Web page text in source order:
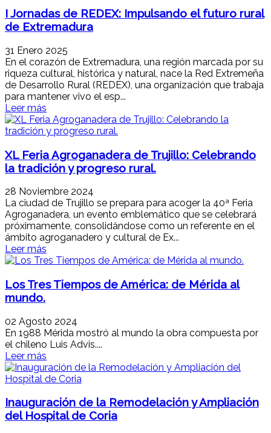
I Jornadas de REDEX: Impulsando el futuro rural
de Extremadura
31 Enero 2025
En el corazón de Extremadura, una región marcada por su
riqueza cultural, histórica y natural, nace la Red Extremeña
de Desarrollo Rural (REDEX), una organización que trabaja
para mantener vivo el esp...
Leer más
XL Feria Agroganadera de Trujillo: Celebrando
la tradición y progreso rural.
28 Noviembre 2024
La ciudad de Trujillo se prepara para acoger la 40ª Feria
Agroganadera, un evento emblemático que se celebrará
próximamente, consolidándose como un referente en el
ámbito agroganadero y cultural de Ex...
Leer más
Los Tres Tiempos de América: de Mérida al
mundo.
02 Agosto 2024
En 1988 Mérida mostró al mundo la obra compuesta por
el chileno Luis Advis....
Leer más
Inauguración de la Remodelación y Ampliación
del Hospital de Coria